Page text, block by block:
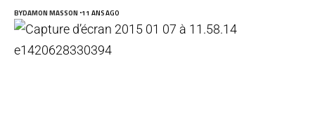
BYDAMON MASSON 11 ANS AGO